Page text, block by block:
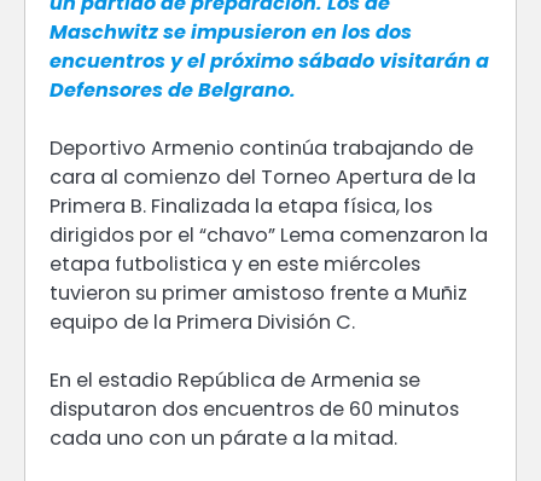
Maschwitz se impusieron en los dos
encuentros y el próximo sábado visitarán a
Defensores de Belgrano.
Deportivo Armenio continúa trabajando de
cara al comienzo del Torneo Apertura de la
Primera B. Finalizada la etapa física, los
dirigidos por el “chavo” Lema comenzaron la
etapa futbolistica y en este miércoles
tuvieron su primer amistoso frente a Muñiz
equipo de la Primera División C.
En el estadio República de Armenia se
disputaron dos encuentros de 60 minutos
cada uno con un párate a la mitad.